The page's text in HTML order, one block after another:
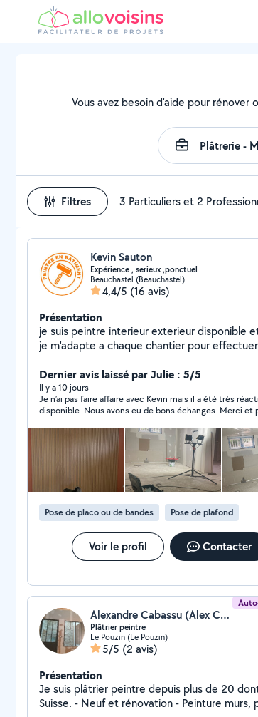
Vous avez besoin d'aide pour
Filtres 3 Particuliers et 2
Kevin Sauton
Expérience , serieux ,ponctuel
Beauchastel (Beauchastel)
4,4/5 (16 avis)
Présentation
je suis peintre interieur exterieur disponible
je m'adapte a chaque chantier pour
les satisfaires joint de placo ponçage a la giraf
peintures tout supports ( bois, metal, façades)
peinture au sol peinture façades ratissages pose de
toile de verre plafond/murs detapissage et
tapisserie preparations des supports avants peintures
bande fibré sur fissures nettoyage chantier
sols avant travaux. je peu aussi faire des
hauteur en peinture. pose parquet flottant , VOIR
photos de mes réalisations chantier je suis diplomé cap
peintre . permisB je me deplace peu importe la
distance et je suis disponible rapidement
au mieu mon client
Dernier avis laissé par Julie : 5/5
Il y a 10 jours
Je n’ai pas faire affaire avec Kevin mais il a été très
disponible. Nous avons eu de bons échanges. Merci et peut-
Pose de placo ou de bandes Pose de plafond
Voir le profil Contacter
Alexandre Cabassu (Alex CABASSU)
Plâtrier peintre
Le Pouzin (Le Pouzin)
5/5 (2 avis)
Présentation
Je suis plâtrier peintre depuis plus de 20
Suisse. - Neuf et rénovation - Peinture murs, plafonds,